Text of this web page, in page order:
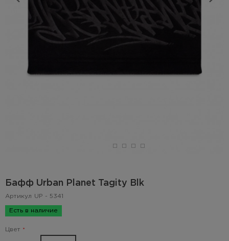
Бафф Urban Planet Tagity Blk
Артикул UP - 5341
Есть в наличие
Цвет